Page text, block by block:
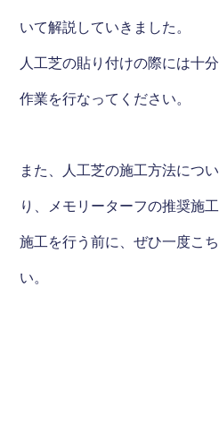
いて解説していきました。
人工芝の貼り付けの際には十
作業を行なってください。
また、人工芝の施工方法につ
り、メモリーターフの推奨施
施工を行う前に、ぜひ一度こ
い。